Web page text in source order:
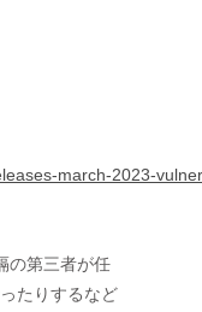
march-2023-
の第三者が任
たりするなど